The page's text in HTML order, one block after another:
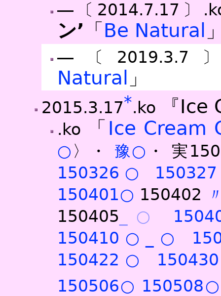
―〔2014.7.17〕
ン’ 「 Be Natural
―〔2019.3.7
Natural 」
2015.3.17*.ko 『
.ko 「 Ice Cream
○ 〉・ 豫○ ・ 実
150326○
150401○ 150402
150405 _○
150410○
_○
150422○
150506○ 150508○